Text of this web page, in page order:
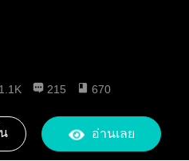
215 670
อ่านเลย